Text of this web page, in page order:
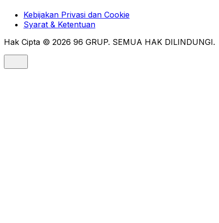
Kebijakan Privasi dan Cookie
Syarat & Ketentuan
Hak Cipta © 2026 96 GRUP. SEMUA HAK DILINDUNGI.